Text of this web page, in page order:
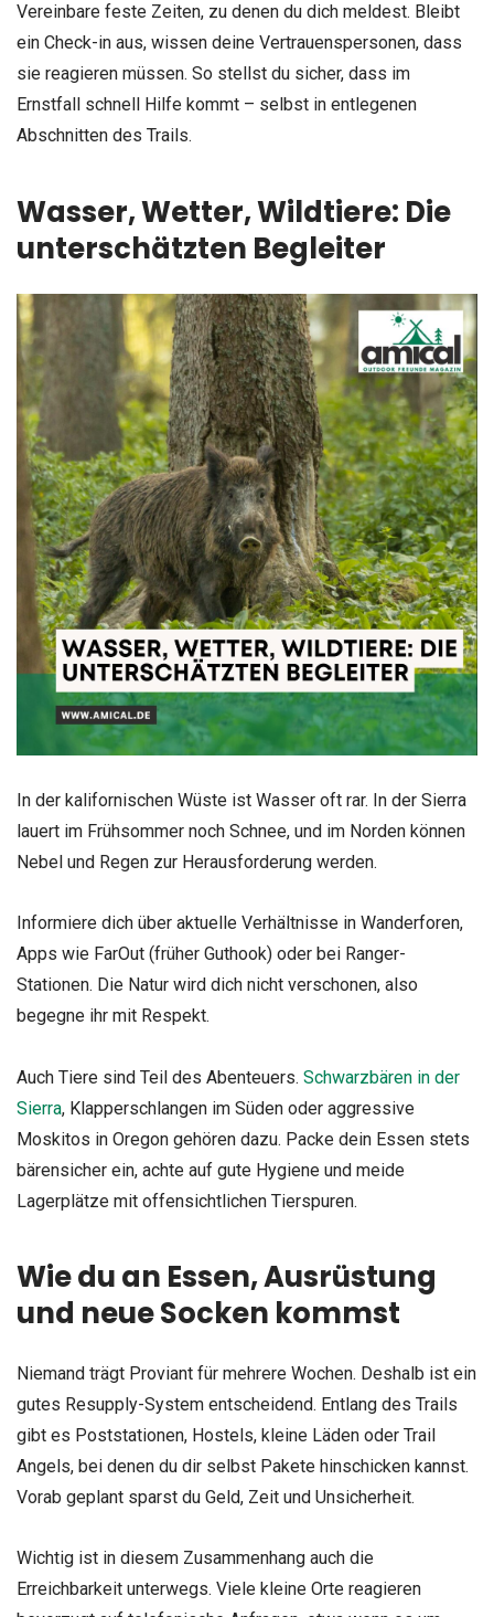
Vereinbare feste Zeiten, zu denen du dich meldest. Bleibt
ein Check-in aus, wissen deine Vertrauenspersonen, dass
sie reagieren müssen. So stellst du sicher, dass im
Ernstfall schnell Hilfe kommt – selbst in entlegenen
Abschnitten des Trails.
Wasser, Wetter, Wildtiere: Die
unterschätzten Begleiter
In der kalifornischen Wüste ist Wasser oft rar. In der Sierra
lauert im Frühsommer noch Schnee, und im Norden können
Nebel und Regen zur Herausforderung werden.
Informiere dich über aktuelle Verhältnisse in Wanderforen,
Apps wie FarOut (früher Guthook) oder bei Ranger-
Stationen. Die Natur wird dich nicht verschonen, also
begegne ihr mit Respekt.
Auch Tiere sind Teil des Abenteuers. Schwarzbären in der
Sierra, Klapperschlangen im Süden oder aggressive
Moskitos in Oregon gehören dazu. Packe dein Essen stets
bärensicher ein, achte auf gute Hygiene und meide
Lagerplätze mit offensichtlichen Tierspuren.
Wie du an Essen, Ausrüstung
und neue Socken kommst
Niemand trägt Proviant für mehrere Wochen. Deshalb ist ein
gutes Resupply-System entscheidend. Entlang des Trails
gibt es Poststationen, Hostels, kleine Läden oder Trail
Angels, bei denen du dir selbst Pakete hinschicken kannst.
Vorab geplant sparst du Geld, Zeit und Unsicherheit.
Wichtig ist in diesem Zusammenhang auch die
Erreichbarkeit unterwegs. Viele kleine Orte reagieren